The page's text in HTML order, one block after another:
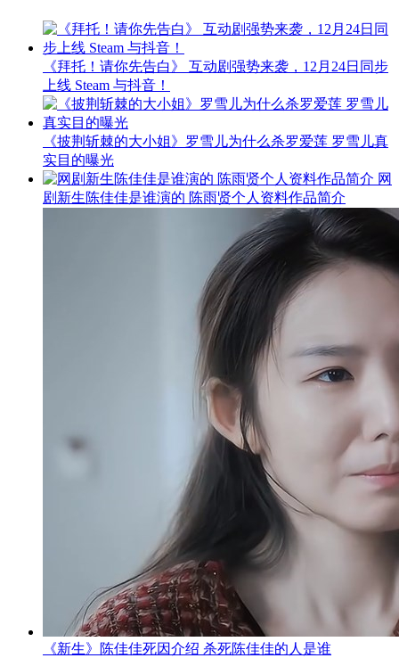
《拜托！请你先告白》 互动剧强势来袭，12月24日同步
上线 Steam 与抖音！
《披荆斩棘的大小姐》罗雪儿为什么杀罗爱莲 罗雪儿真
实目的曝光
网
剧新生陈佳佳是谁演的 陈雨贤个人资料作品简介
《新生》陈佳佳死因介绍 杀死陈佳佳的人是谁